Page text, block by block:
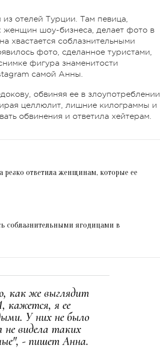
из отелей Турции. Там певица,
женщин шоу-бизнеса, делает фото в
хвастается соблазнительными
фото, сделанное туристами,
фигура знаменитости
самой Анны.
обвиняя ее в злоупотреблении
целлюлит, лишние килограммы и
обвинения и ответила хейтерам.
резко ответила женщинам, которые ее
соблазнительными ягодицами в
как же выглядит
кажется, я ее
У них не было
не видела таких
- пишет Анна.